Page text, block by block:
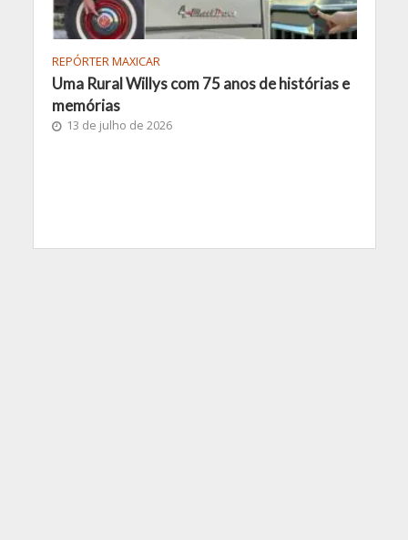
REPÓRTER MAXICAR
Uma Rural Willys com 75 anos de histórias e
memórias
13 de julho de 2026